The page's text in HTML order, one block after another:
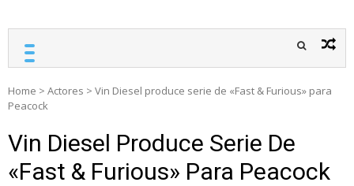
Home > Actores > Vin Diesel produce serie de «Fast & Furious» para
Peacock
Vin Diesel Produce Serie De
«Fast & Furious» Para Peacock